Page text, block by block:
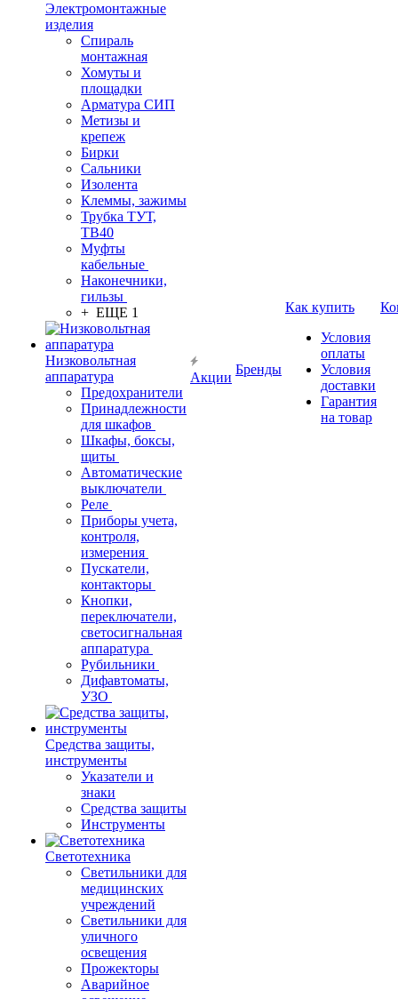
Электромонтажные
изделия
Спираль
монтажная
Хомуты и
площадки
Арматура СИП
Метизы и
крепеж
Бирки
Сальники
Изолента
Клеммы, зажимы
Трубка ТУТ,
ТВ40
Муфты
кабельные
Наконечники,
гильзы
+ ЕЩЕ 1
Низковольтная
аппаратура
Предохранители
Принадлежности
для шкафов
Шкафы, боксы,
щиты
Автоматические
выключатели
Реле
Приборы учета,
контроля,
измерения
Пускатели,
контакторы
Кнопки,
переключатели,
светосигнальная
аппаратура
Рубильники
Дифавтоматы,
УЗО
Средства защиты,
инструменты
Указатели и
знаки
Средства защиты
Инструменты
Светотехника
Светильники для
медицинских
учреждений
Светильники для
уличного
освещения
Прожекторы
Аварийное
Акции
Бренды
Как купить
Условия
оплаты
Условия
доставки
Гарантия
на товар